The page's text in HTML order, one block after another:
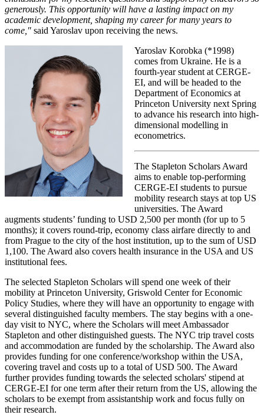
generously. This opportunity will have a lasting impact on my
academic development, shaping my career for many years to
come," said Yaroslav upon receiving the news.
Yaroslav Korobka (*1998)
comes from Ukraine. He is a
fourth-year student at CERGE-
EI, and will be headed to the
Department of Economics at
Princeton University next Spring
to advance his research into high-
dimensional modelling in
econometrics.
The Stapleton Scholars Award
aims to enable top-performing
CERGE-EI students to pursue
mobility research stays at top US
universities. The Award
augments students’ funding to USD 2,500 per month (for up to 5
months); it covers round-trip, economy class airfare directly to and
from Prague to the city of the host institution, up to the sum of USD
1,100. The Award also covers health insurance in the USA and US
institutional fees.
The selected Stapleton Scholars will spend one week of their
mobility at Princeton University, Griswold Center for Economic
Policy Studies, where they will have an opportunity to engage with
several distinguished faculty members. The stay begins with a one-
day visit to NYC, where the Scholars will meet Ambassador
Stapleton and other distinguished guests. The NYC trip travel costs
and accommodation are funded by the scholarship. The Award also
provides funding for one conference/workshop within the USA,
covering travel and costs up to a total of USD 500. The Award
further provides funding towards the selected scholars' stipend at
CERGE-EI for one term after their return from the US, allowing the
scholars to be exempt from assistantship work and focus fully on
their research.